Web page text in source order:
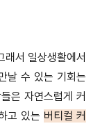
서 일상생활에서
날 수 있는 기회는
은 자연스럽게 커
고 있는 버티컬 커